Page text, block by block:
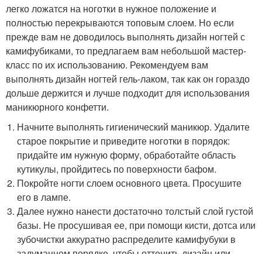
легко ложатся на ноготки в нужное положение и
полностью перекрываются топовым слоем. Но если
прежде вам не доводилось выполнять дизайн ногтей с
камифубиками, то предлагаем вам небольшой мастер-
класс по их использованию. Рекомендуем вам
выполнять дизайн ногтей гель-лаком, так как он гораздо
дольше держится и лучше подходит для использования
маникюрного конфетти.
Начните выполнять гигиенический маникюр. Удалите
старое покрытие и приведите ноготки в порядок:
придайте им нужную форму, обработайте область
кутикулы, пройдитесь по поверхности бафом.
Покройте ногти слоем основного цвета. Просушите
его в лампе.
Далее нужно нанести достаточно толстый слой густой
базы. Не просушивая ее, при помощи кисти, дотса или
зубочистки аккуратно распределите камифубуки в